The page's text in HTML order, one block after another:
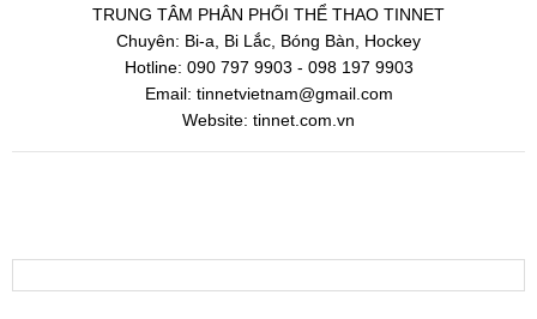
TRUNG TÂM PHÂN PHỐI THỂ THAO TINNET
Chuyên: Bi-a, Bi Lắc, Bóng Bàn, Hockey
Hotline: 090 797 9903 - 098 197 9903
Email: tinnetvietnam@gmail.com
Website: tinnet.com.vn